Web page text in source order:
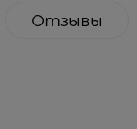
Отзывы